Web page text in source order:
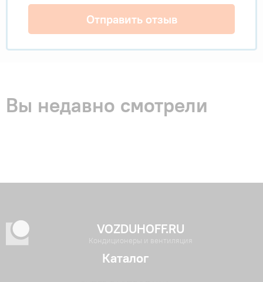
Отправить отзыв
Вы недавно смотрели
VOZDUHOFF.RU
Кондиционеры и вентиляция
Каталог